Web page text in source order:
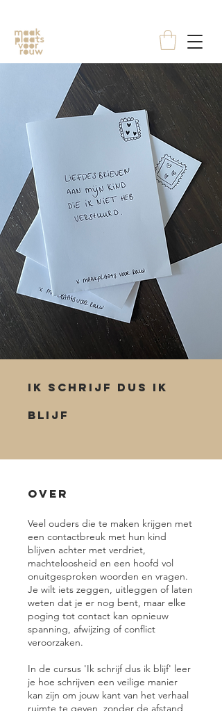
Ik schrijf dus ik
blijf
Over
Veel ouders die te maken krijgen met
een contactbreuk met hun kind
blijven achter met verdriet,
machteloosheid en een hoofd vol
onuitgesproken woorden en vragen.
Je wilt iets zeggen, uitleggen of laten
weten dat je er nog bent, maar elke
poging tot contact kan opnieuw
spanning, afwijzing of conflict
veroorzaken.
In de cursus 'Ik schrijf dus ik blijf' leer
je hoe schrijven een veilige manier
kan zijn om jouw kant van het verhaal
ruimte te geven, zonder de afstand